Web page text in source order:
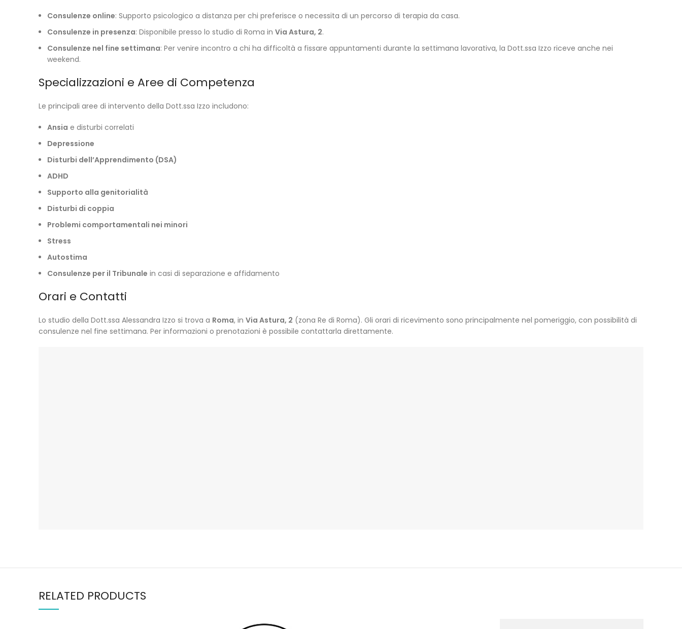
Consulenze online: Supporto psicologico a distanza per chi preferisce o necessita di un percorso di terapia da casa.
Consulenze in presenza: Disponibile presso lo studio di Roma in Via Astura, 2.
Consulenze nel fine settimana: Per venire incontro a chi ha difficoltà a fissare appuntamenti durante la settimana lavorativa, la Dott.ssa Izzo riceve anche nei
weekend.
Specializzazioni e Aree di Competenza
Le principali aree di intervento della Dott.ssa Izzo includono:
Ansia e disturbi correlati
Depressione
Disturbi dell’Apprendimento (DSA)
ADHD
Supporto alla genitorialità
Disturbi di coppia
Problemi comportamentali nei minori
Stress
Autostima
Consulenze per il Tribunale in casi di separazione e affidamento
Orari e Contatti
Lo studio della Dott.ssa Alessandra Izzo si trova a Roma, in Via Astura, 2 (zona Re di Roma). Gli orari di ricevimento sono principalmente nel pomeriggio, con possibilità di
consulenze nel fine settimana. Per informazioni o prenotazioni è possibile contattarla direttamente.
RELATED PRODUCTS